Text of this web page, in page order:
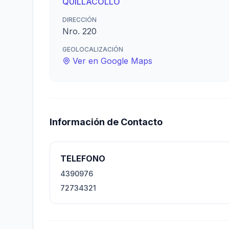
DIRECCIÓN
Nro. 220
GEOLOCALIZACIÓN
Ver en Google Maps
Información de Contacto
TELEFONO
4390976
72734321